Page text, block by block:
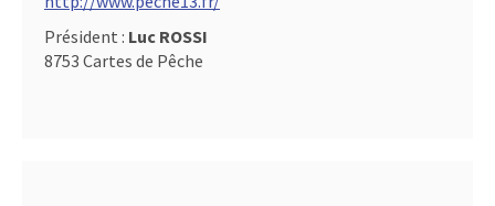
Président : Luc ROSSI
8753 Cartes de Pêche